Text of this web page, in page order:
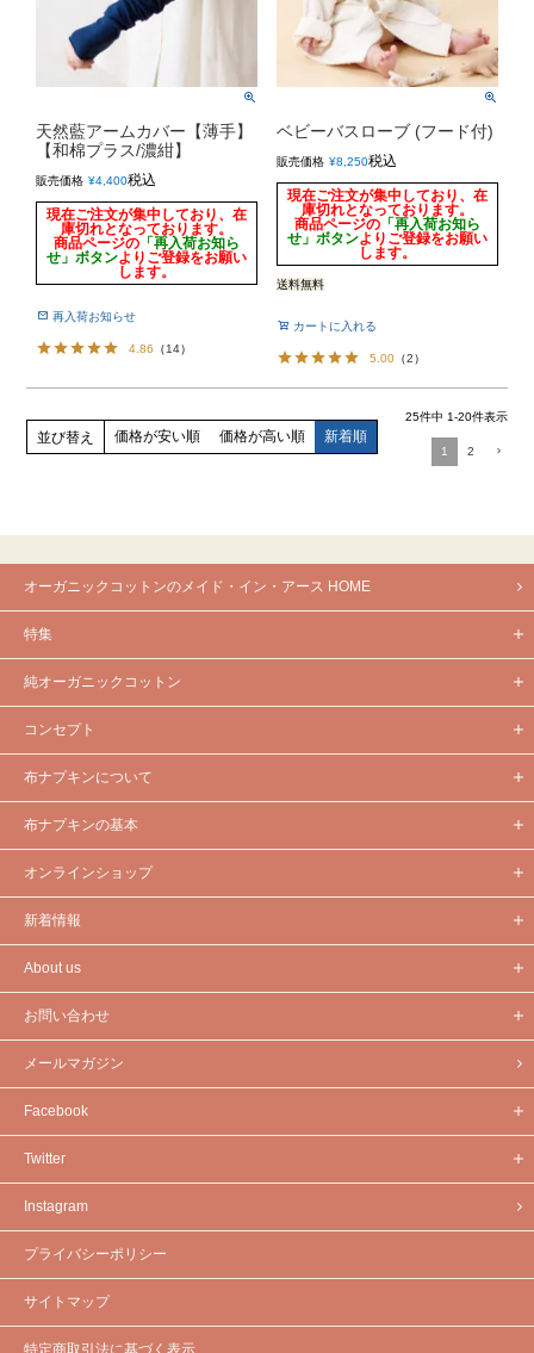
天然藍アームカバー【薄手】
【和棉プラス/濃紺】
販売価格 ¥4,400税込
現在ご注文が集中しており、在
庫切れとなっております。
商品ページの 「再入荷お知ら
せ」ボタンよりご登録をお願い
します。
再入荷お知らせ
4.86 （14）
ベビーバスローブ (フード付)
販売価格 ¥8,250税込
現在ご注文が集中しており、在
庫切れとなっております。
商品ページの「再入荷お知ら
せ」ボタンよりご登録をお願い
します。
送料無料
カートに入れる
5.00 （2）
並び替え 価格が安い順 価格が高い順 新着順
25件中 1-20件表示
1 2
オーガニックコットンのメイド・イン・アース HOME
特集
純オーガニックコットン
コンセプト
布ナプキンについて
布ナプキンの基本
オンラインショップ
新着情報
About us
お問い合わせ
メールマガジン
Facebook
Twitter
Instagram
プライバシーポリシー
サイトマップ
特定商取引法に基づく表示